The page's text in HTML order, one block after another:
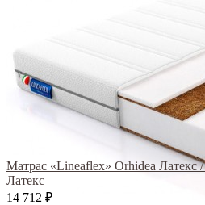
Матрас «Lineaflex» Orhidea Латекс
Латекс
14 712 ₽